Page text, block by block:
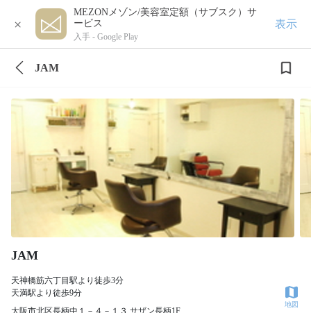
×
MEZONメゾン/美容室定額（サブスク）サ
ービス
入手 - Google Play
表示
JAM
JAM
天神橋筋六丁目駅より徒歩3分
天満駅より徒歩9分
大阪市北区長柄中１－４－１３ サザン長柄1F
地図